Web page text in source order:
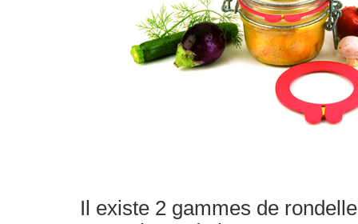
Il existe 2 gammes de